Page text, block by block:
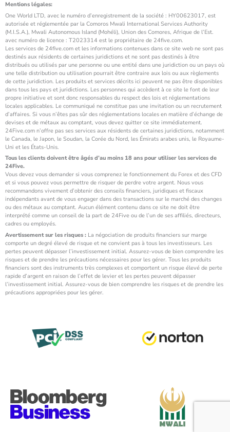
Mentions légales:
One World LTD, avec le numéro d’enregistrement de la société : HY00623017, est
autorisée et réglementée par la Comoros Mwali International Services Authority
(M.I.S.A.), Mwali Autonomous Island (Mohéli), Union des Comores, Afrique de l’Est.
avec numéro de licence : T2023314 est le propriétaire de 24five.com.
Les services de 24five.com et les informations contenues dans ce site web ne sont pas
destinés aux résidents de certaines juridictions et ne sont pas destinés à être
distribués ou utilisés par une personne ou une entité dans une juridiction ou un pays où
une telle distribution ou utilisation pourrait être contraire aux lois ou aux règlements
de cette juridiction. Les produits et services décrits ici peuvent ne pas être disponibles
dans tous les pays et juridictions. Les personnes qui accèdent à ce site le font de leur
propre initiative et sont donc responsables du respect des lois et réglementations
locales applicables. Le communiqué ne constitue pas une invitation ou un recrutement
d’affaires. Si vous n’êtes pas sûr des réglementations locales en matière d’échange de
devises et de métaux au comptant, vous devez quitter ce site immédiatement.
24Five.com n’offre pas ses services aux résidents de certaines juridictions, notamment
le Canada, le Japon, le Soudan, la Corée du Nord, les Émirats arabes unis, le Royaume-
Uni et les États-Unis.
Tous les clients doivent être âgés d’au moins 18 ans pour utiliser les services de
24Five.
Vous devez vous demander si vous comprenez le fonctionnement du Forex et des CFD
et si vous pouvez vous permettre de risquer de perdre votre argent. Nous vous
recommandons vivement d’obtenir des conseils financiers, juridiques et fiscaux
indépendants avant de vous engager dans des transactions sur le marché des changes
ou des métaux au comptant. Aucun élément contenu dans ce site ne doit être
interprété comme un conseil de la part de 24Five ou de l’un de ses affiliés, directeurs,
cadres ou employés.
Avertissement sur les risques : La négociation de produits financiers sur marge
comporte un degré élevé de risque et ne convient pas à tous les investisseurs. Les
pertes peuvent dépasser l’investissement initial. Assurez-vous de bien comprendre les
risques et de prendre les précautions nécessaires pour les gérer. Tous les produits
financiers sont des instruments très complexes et comportent un risque élevé de perte
rapide d’argent en raison de l’effet de levier et les pertes peuvent dépasser
l’investissement initial. Assurez-vous de bien comprendre les risques et de prendre les
précautions appropriées pour les gérer.